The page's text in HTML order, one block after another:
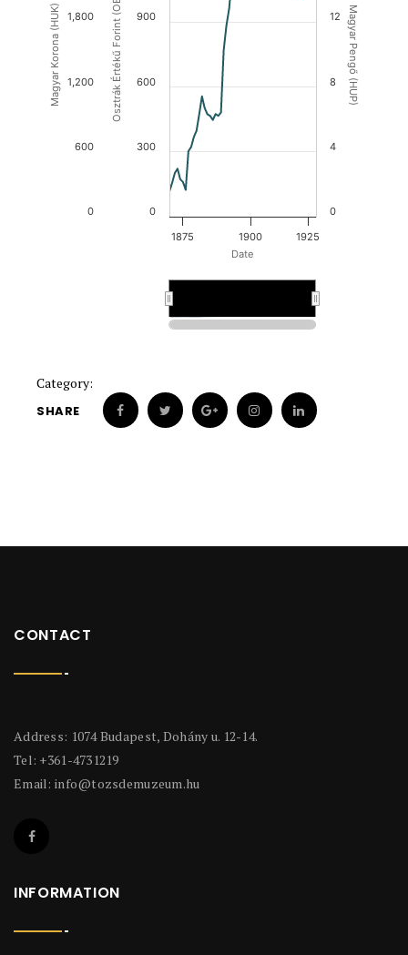
Date
Osztrák Értékű Forint (OEF)
Magyar Korona (HUK) Magyar Pengő (HUP)
1900
1875 1925
0
300
600
900
0
600
1,200
1,800
0
4
8
12
Category:
SHARE
CONTACT
Address: 1074 Budapest, Dohány u. 12-14.
Tel: +361-4731219
Email: info@tozsdemuzeum.hu
INFORMATION